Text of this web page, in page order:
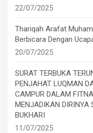
22/07/2025
Thariqah Arafat
Berbicara Dengan
20/07/2025
SURAT TERBUKA
PENJAHAT LUQMAN
CAMPUR DALAM
MENJADIKAN DIRINYA
BUKHARI
11/07/2025